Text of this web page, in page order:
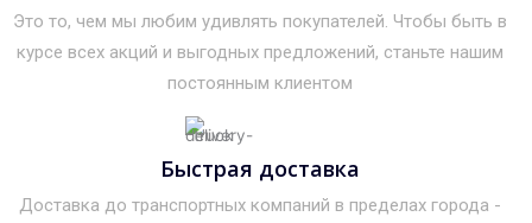
Это то, чем мы любим удивлять покупателей. Чтобы быть в
курсе всех акций и выгодных предложений, станьте нашим
постоянным клиентом
Быстрая доставка
Доставка до транспортных компаний в пределах города -